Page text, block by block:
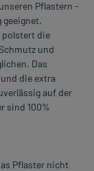
Pflastern -
geeignet.
polstert die
und
Das
die extra
auf der
sind 100%
Pflaster nicht